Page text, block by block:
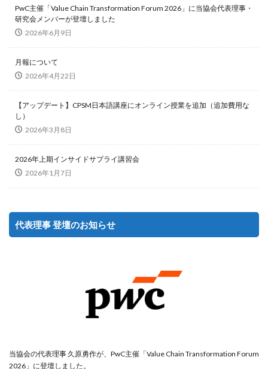
PwC主催「Value Chain Transformation Forum 2026」に当協会代表理事・
研究会メンバーが登壇しました
2026年6月9日
月報について
2026年4月22日
【アップデート】CPSM日本語講座にオンライン授業を追加（追加費用な
し）
2026年3月8日
2026年上期インサイドサプライ講習会
2026年1月7日
代表理事 登壇のお知らせ
当協会の代表理事 久原勇作が、PwC主催「Value Chain Transformation Forum
2026」に登壇しました。